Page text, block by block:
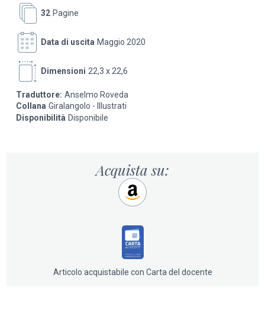
e si possono raggiungere e difendere con la solidarietà
e il rispetto, due atteggiamenti fondamentali.
Pagine
32
Data di uscita Maggio 2020
Dimensioni 22,3 x 22,6
Traduttore: Anselmo Roveda
Collana Giralangolo - Illustrati
Disponibilità Disponibile
Acquista su:
Articolo acquistabile con Carta del docente